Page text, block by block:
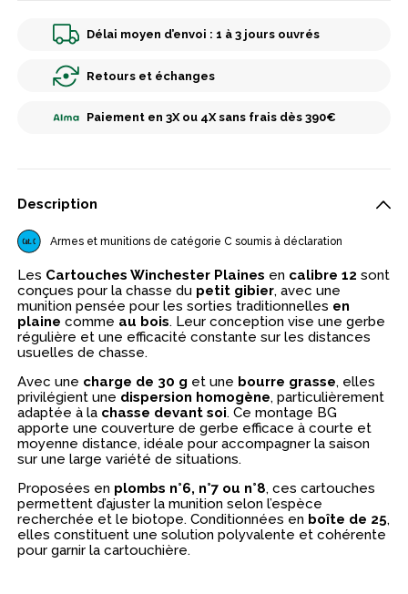
Délai moyen d’envoi : 1 à 3 jours ouvrés
Retours et échanges
Paiement en 3X ou 4X sans frais dès 390€
Description
Armes et munitions de catégorie C soumis à déclaration
Les Cartouches Winchester Plaines en calibre 12 sont
conçues pour la chasse du petit gibier, avec une
munition pensée pour les sorties traditionnelles en
plaine comme au bois. Leur conception vise une gerbe
régulière et une efficacité constante sur les distances
usuelles de chasse.
Avec une charge de 30 g et une bourre grasse, elles
privilégient une dispersion homogène, particulièrement
adaptée à la chasse devant soi. Ce montage BG
apporte une couverture de gerbe efficace à courte et
moyenne distance, idéale pour accompagner la saison
sur une large variété de situations.
Proposées en plombs n°6, n°7 ou n°8, ces cartouches
permettent d’ajuster la munition selon l’espèce
recherchée et le biotope. Conditionnées en boîte de 25,
elles constituent une solution polyvalente et cohérente
pour garnir la cartouchière.